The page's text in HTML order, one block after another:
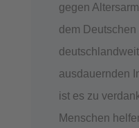
gegen
dem
ausdauernden
ist es zu
Menschen